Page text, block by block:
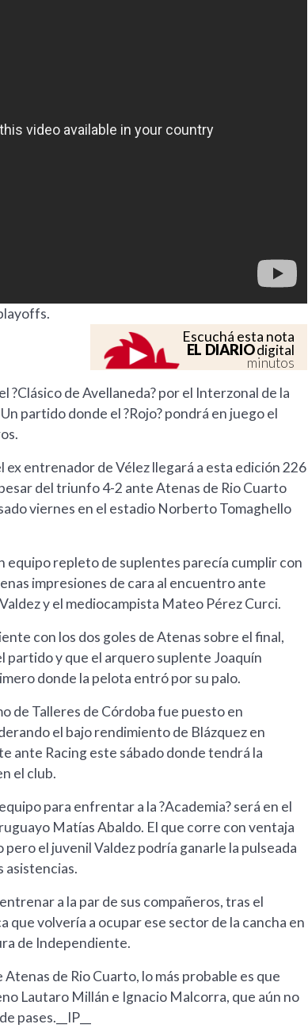
Escuchá esta nota
EL DIARIOdigital
minutos
de Avellaneda? por el Interzonal de la
partido donde el ?Rojo? pondrá en juego el
entrenador de Vélez llegará a esta edición 226
del triunfo 4-2 ante Atenas de Rio Cuarto
viernes en el estadio Norberto Tomaghello
repleto de suplentes parecía cumplir con
impresiones de cara al encuentro ante
y el mediocampista Mateo Pérez Curci.
con los dos goles de Atenas sobre el final,
partido y que el arquero suplente Joaquín
donde la pelota entró por su palo.
de Talleres de Córdoba fue puesto en
el bajo rendimiento de Blázquez en
ante Racing este sábado donde tendrá la
el club.
para enfrentar a la ?Academia? será en el
Matías Abaldo. El que corre con ventaja
el juvenil Valdez podría ganarle la pulseada
asistencias.
a la par de sus compañeros, tras el
volvería a ocupar ese sector de la cancha en
de Independiente.
de Rio Cuarto, lo más probable es que
Lautaro Millán e Ignacio Malcorra, que aún no